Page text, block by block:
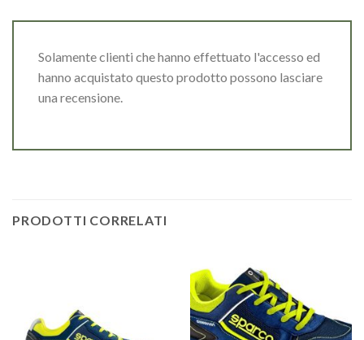
Solamente clienti che hanno effettuato l'accesso ed
hanno acquistato questo prodotto possono lasciare
una recensione.
PRODOTTI CORRELATI